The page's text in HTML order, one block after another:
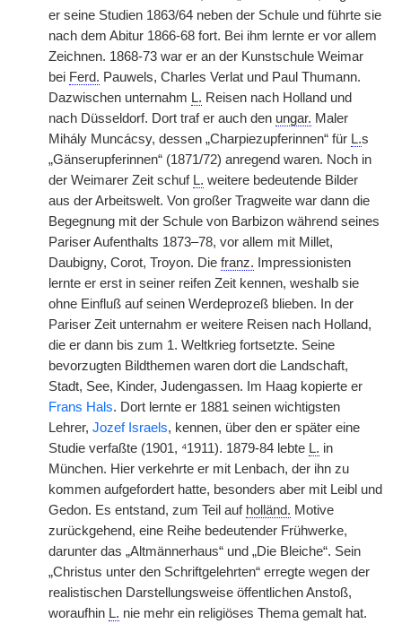
er seine Studien 1863/64 neben der Schule und führte sie
nach dem Abitur 1866-68 fort. Bei ihm lernte er vor allem
Zeichnen. 1868-73 war er an der Kunstschule Weimar
bei Ferd. Pauwels, Charles Verlat und Paul Thumann.
Dazwischen unternahm L. Reisen nach Holland und
nach Düsseldorf. Dort traf er auch den ungar. Maler
Mihály Muncácsy, dessen „Charpiezupferinnen“ für L.s
„Gänserupferinnen“ (1871/72) anregend waren. Noch in
der Weimarer Zeit schuf L. weitere bedeutende Bilder
aus der Arbeitswelt. Von großer Tragweite war dann die
Begegnung mit der Schule von Barbizon während seines
Pariser Aufenthalts 1873–78, vor allem mit Millet,
Daubigny, Corot, Troyon. Die franz. Impressionisten
lernte er erst in seiner reifen Zeit kennen, weshalb sie
ohne Einfluß auf seinen Werdeprozeß blieben. In der
Pariser Zeit unternahm er weitere Reisen nach Holland,
die er dann bis zum 1. Weltkrieg fortsetzte. Seine
bevorzugten Bildthemen waren dort die Landschaft,
Stadt, See, Kinder, Judengassen. Im Haag kopierte er
Frans Hals. Dort lernte er 1881 seinen wichtigsten
Lehrer, Jozef Israels, kennen, über den er später eine
Studie verfaßte (1901, ⁴1911). 1879-84 lebte L. in
München. Hier verkehrte er mit Lenbach, der ihn zu
kommen aufgefordert hatte, besonders aber mit Leibl und
Gedon. Es entstand, zum Teil auf holländ. Motive
zurückgehend, eine Reihe bedeutender Frühwerke,
darunter das „Altmännerhaus“ und „Die Bleiche“. Sein
„Christus unter den Schriftgelehrten“ erregte wegen der
realistischen Darstellungsweise öffentlichen Anstoß,
woraufhin L. nie mehr ein religiöses Thema gemalt hat.